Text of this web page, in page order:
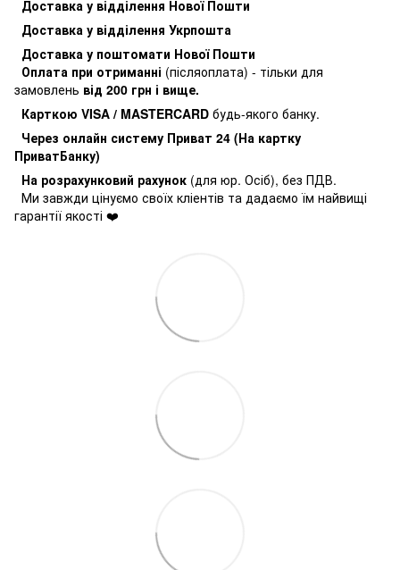
Доставка у відділення Нової Пошти
Доставка у відділення Укрпошта
Доставка у поштомати Нової Пошти
Оплата при отриманні (післяоплата) - тільки для
замовлень від 200 грн і вище.
Карткою VISA / MASTERCARD будь-якого банку.
Через онлайн систему Приват 24 (На картку
ПриватБанку)
На розрахунковий рахунок (для юр. Осіб), без ПДВ.
Ми завжди цінуємо своїх кліентів та дадаємо їм найвищі
гарантії якості ❤️